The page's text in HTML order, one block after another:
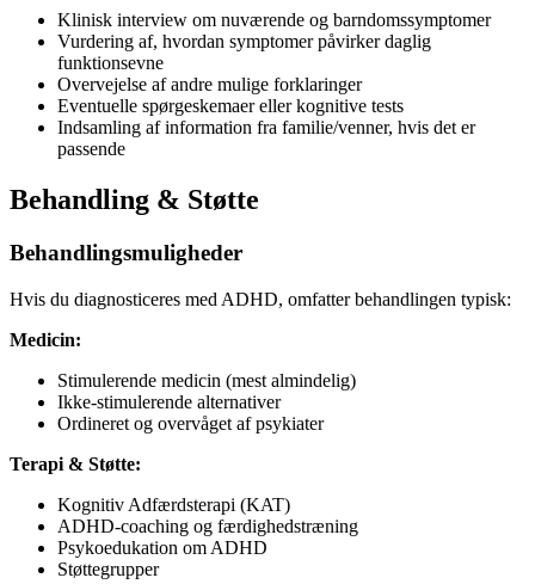
Klinisk interview om nuværende og barndomssymptomer
Vurdering af, hvordan symptomer påvirker daglig
funktionsevne
Overvejelse af andre mulige forklaringer
Eventuelle spørgeskemaer eller kognitive tests
Indsamling af information fra familie/venner, hvis det er
passende
Behandling & Støtte
Behandlingsmuligheder
Hvis du diagnosticeres med ADHD, omfatter behandlingen typisk:
Medicin:
Stimulerende medicin (mest almindelig)
Ikke-stimulerende alternativer
Ordineret og overvåget af psykiater
Terapi & Støtte:
Kognitiv Adfærdsterapi (KAT)
ADHD-coaching og færdighedstræning
Psykoedukation om ADHD
Støttegrupper